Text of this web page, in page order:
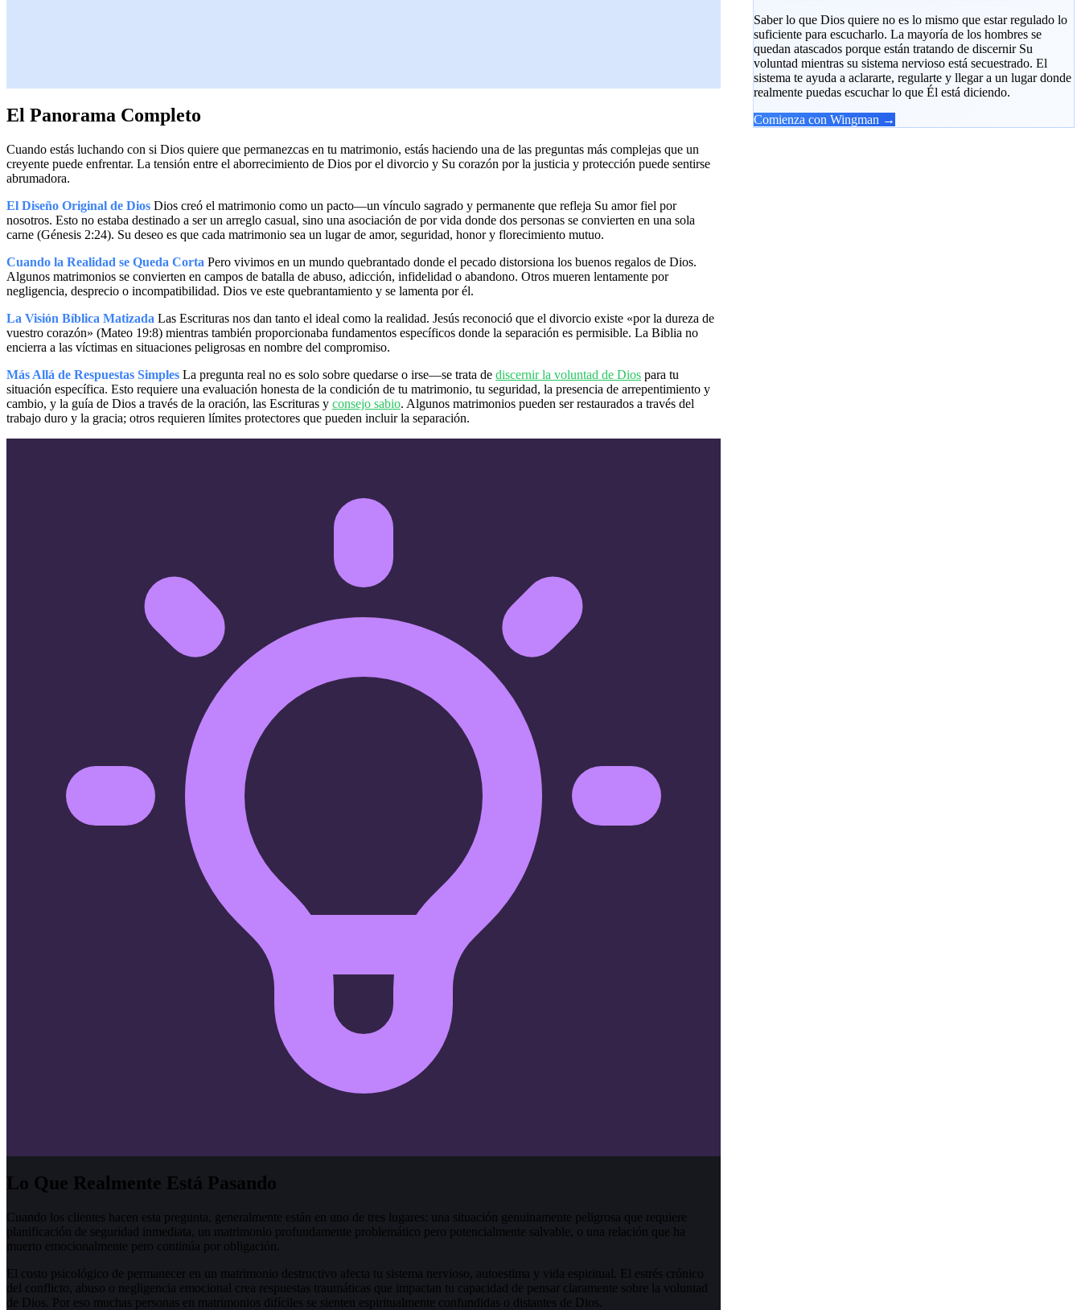
El Panorama Completo
Cuando estás luchando con si Dios quiere que permanezcas en tu matrimonio, estás haciendo una de las preguntas más complejas que un
creyente puede enfrentar. La tensión entre el aborrecimiento de Dios por el divorcio y Su corazón por la justicia y protección puede sentirse
abrumadora.
El Diseño Original de Dios Dios creó el matrimonio como un pacto—un vínculo sagrado y permanente que refleja Su amor fiel por
nosotros. Esto no estaba destinado a ser un arreglo casual, sino una asociación de por vida donde dos personas se convierten en una sola
carne (Génesis 2:24). Su deseo es que cada matrimonio sea un lugar de amor, seguridad, honor y florecimiento mutuo.
Cuando la Realidad se Queda Corta Pero vivimos en un mundo quebrantado donde el pecado distorsiona los buenos regalos de Dios.
Algunos matrimonios se convierten en campos de batalla de abuso, adicción, infidelidad o abandono. Otros mueren lentamente por
negligencia, desprecio o incompatibilidad. Dios ve este quebrantamiento y se lamenta por él.
La Visión Bíblica Matizada Las Escrituras nos dan tanto el ideal como la realidad. Jesús reconoció que el divorcio existe «por la dureza de
vuestro corazón» (Mateo 19:8) mientras también proporcionaba fundamentos específicos donde la separación es permisible. La Biblia no
encierra a las víctimas en situaciones peligrosas en nombre del compromiso.
Más Allá de Respuestas Simples La pregunta real no es solo sobre quedarse o irse—se trata de discernir la voluntad de Dios para tu
situación específica. Esto requiere una evaluación honesta de la condición de tu matrimonio, tu seguridad, la presencia de arrepentimiento y
cambio, y la guía de Dios a través de la oración, las Escrituras y consejo sabio. Algunos matrimonios pueden ser restaurados a través del
trabajo duro y la gracia; otros requieren límites protectores que pueden incluir la separación.
Lo Que Realmente Está Pasando
Cuando los clientes hacen esta pregunta, generalmente están en uno de tres lugares: una situación genuinamente peligrosa que requiere
planificación de seguridad inmediata, un matrimonio profundamente problemático pero potencialmente salvable, o una relación que ha
muerto emocionalmente pero continúa por obligación.
El costo psicológico de permanecer en un matrimonio destructivo afecta tu sistema nervioso, autoestima y vida espiritual. El estrés crónico
del conflicto, abuso o negligencia emocional crea respuestas traumáticas que impactan tu capacidad de pensar claramente sobre la voluntad
de Dios. Por eso muchas personas en matrimonios difíciles se sienten espiritualmente confundidas o distantes de Dios.
Saber lo que Dios quiere no es lo mismo que estar regulado lo
suficiente para escucharlo. La mayoría de los hombres se
quedan atascados porque están tratando de discernir Su
voluntad mientras su sistema nervioso está secuestrado. El
sistema te ayuda a aclararte, regularte y llegar a un lugar donde
realmente puedas escuchar lo que Él está diciendo.
Comienza con Wingman →